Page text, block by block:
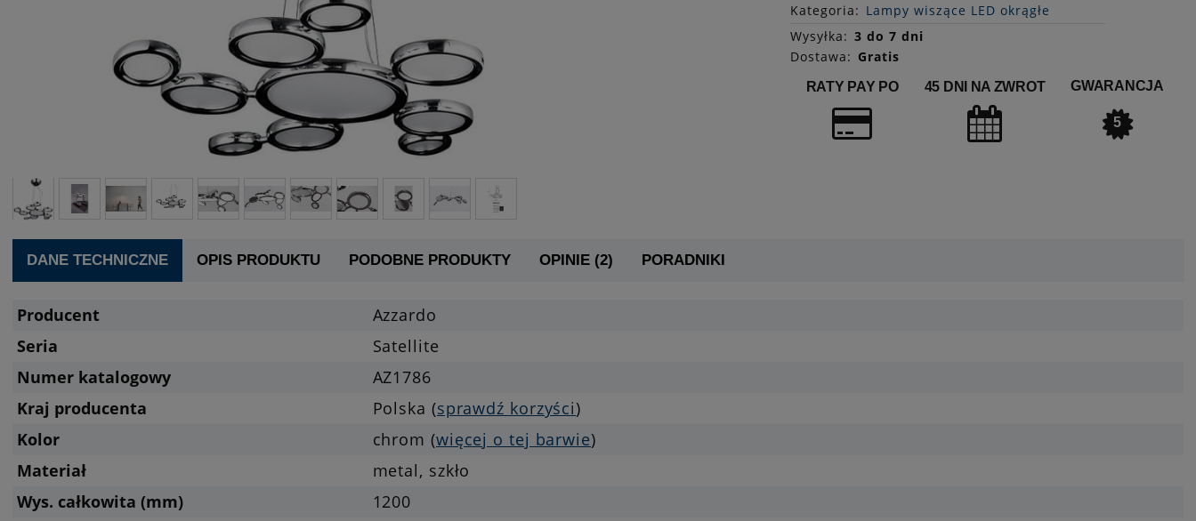
Kategoria: Lampy wiszące LED okrągłe
Wysyłka: 3 do 7 dni
Dostawa: Gratis
RATY PAY PO 45 DNI NA ZWROT GWARANCJA
5
DANE TECHNICZNE OPIS PRODUKTU PODOBNE PRODUKTY OPINIE (2) PORADNIKI
Producent
Azzardo
Seria
Satellite
Numer katalogowy
AZ1786
Kraj producenta
Polska (sprawdź korzyści)
Kolor
chrom (więcej o tej barwie)
Materiał
metal, szkło
Wys. całkowita (mm)
1200